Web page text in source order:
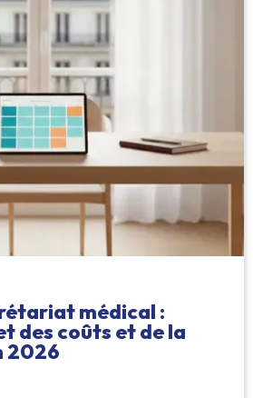
médical :
des coûts et de la
2026